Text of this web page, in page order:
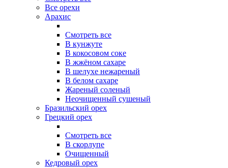
Все орехи
Арахис
Смотреть все
В кунжуте
В кокосовом соке
В жжёном сахаре
В шелухе нежареный
В белом сахаре
Жареный соленый
Неочищенный сушеный
Бразильский орех
Грецкий орех
Смотреть все
В скорлупе
Очищенный
Кедровый орех